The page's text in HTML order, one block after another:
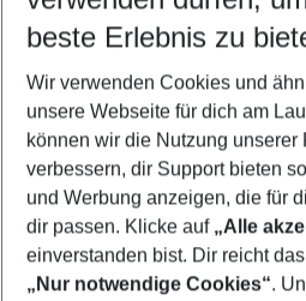
Flug & Hotel Costa del Sol
Last Minute Costa del Sol
Pauschalreisen Costa del
Urlaub Costa del Sol
Frübucher Angebote
beste Erlebnis zu
Wir verwenden Cookies und
unsere Webseite für dich am
können wir die Nutzung unserer
verbessern, dir Support bieten
und Werbung anzeigen, die für
dir passen. Klicke auf „Alle
einverstanden bist. Dir reicht
„Nur notwendige Cookies“.